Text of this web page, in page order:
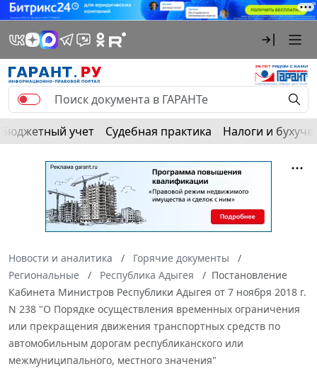
Бюджетный учет Судебная практика Налоги и
Новости и аналитика
Горячие документы
Региональные
Республика Адыгея
Постановление
Кабинета Министров Республики Адыгея от 7 ноября 2018 г.
N 238 "О Порядке осуществления временных ограничения
или прекращения движения транспортных средств по
автомобильным дорогам республиканского или
межмуниципального, местного значения"